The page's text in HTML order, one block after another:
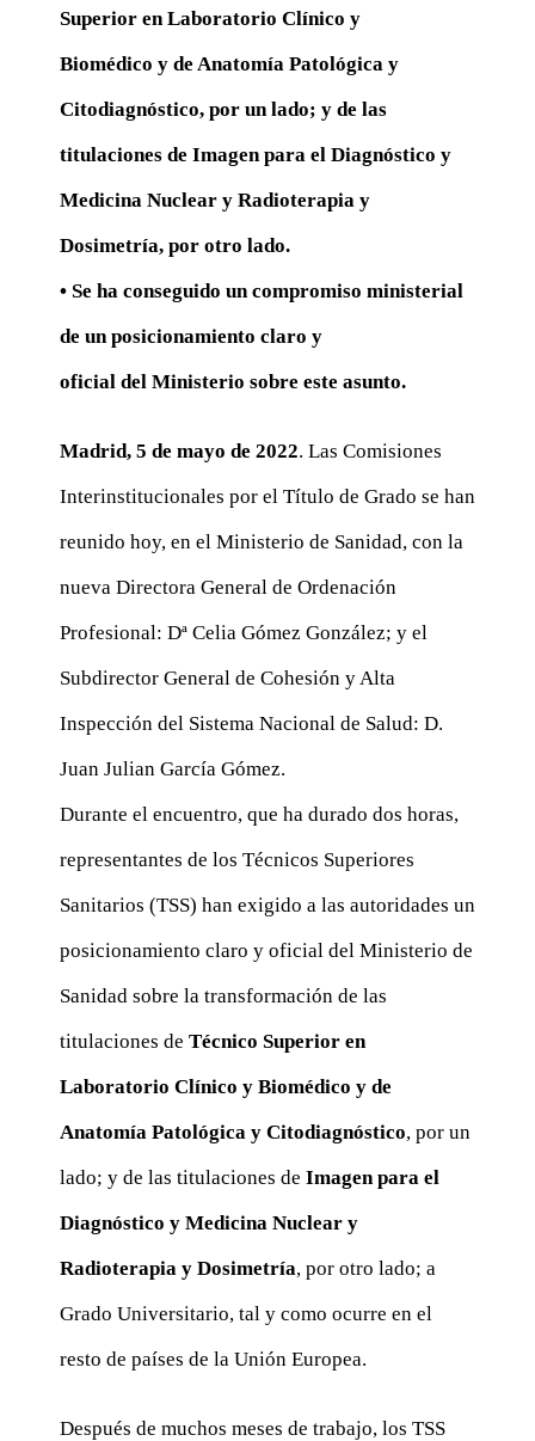
Superior en Laboratorio Clínico y
Biomédico y de Anatomía Patológica y
Citodiagnóstico, por un lado; y de las
titulaciones de Imagen para el Diagnóstico y
Medicina Nuclear y Radioterapia y
Dosimetría, por otro lado.
• Se ha conseguido un compromiso ministerial
de un posicionamiento claro y
oficial del Ministerio sobre este asunto.
Madrid, 5 de mayo de 2022. Las Comisiones
Interinstitucionales por el Título de Grado se han
reunido hoy, en el Ministerio de Sanidad, con la
nueva Directora General de Ordenación
Profesional: Dª Celia Gómez González; y el
Subdirector General de Cohesión y Alta
Inspección del Sistema Nacional de Salud: D.
Juan Julian García Gómez.
Durante el encuentro, que ha durado dos horas,
representantes de los Técnicos Superiores
Sanitarios (TSS) han exigido a las autoridades un
posicionamiento claro y oficial del Ministerio de
Sanidad sobre la transformación de las
titulaciones de Técnico Superior en
Laboratorio Clínico y Biomédico y de
Anatomía Patológica y Citodiagnóstico, por un
lado; y de las titulaciones de Imagen para el
Diagnóstico y Medicina Nuclear y
Radioterapia y Dosimetría, por otro lado; a
Grado Universitario, tal y como ocurre en el
resto de países de la Unión Europea.
Después de muchos meses de trabajo, los TSS